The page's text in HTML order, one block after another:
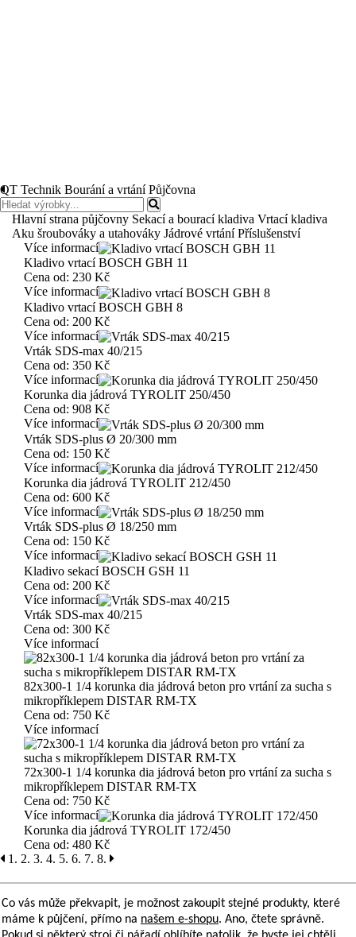
QT Technik Bourání a vrtání Půjčovna
Hlavní strana půjčovny Sekací a bourací kladiva Vrtací kladiva
Aku šroubováky a utahováky Jádrové vrtání Příslušenství
Více informací
Kladivo vrtací BOSCH GBH 11
Cena od: 230 Kč
Více informací
Kladivo vrtací BOSCH GBH 8
Cena od: 200 Kč
Více informací
Vrták SDS-max 40/215
Cena od: 350 Kč
Více informací
Korunka dia jádrová TYROLIT 250/450
Cena od: 908 Kč
Více informací
Vrták SDS-plus Ø 20/300 mm
Cena od: 150 Kč
Více informací
Korunka dia jádrová TYROLIT 212/450
Cena od: 600 Kč
Více informací
Vrták SDS-plus Ø 18/250 mm
Cena od: 150 Kč
Více informací
Kladivo sekací BOSCH GSH 11
Cena od: 200 Kč
Více informací
Vrták SDS-max 40/215
Cena od: 300 Kč
Více informací
82x300-1 1/4 korunka dia jádrová beton pro vrtání za sucha s
mikropříklepem DISTAR RM-TX
Cena od: 750 Kč
Více informací
72x300-1 1/4 korunka dia jádrová beton pro vrtání za sucha s
mikropříklepem DISTAR RM-TX
Cena od: 750 Kč
Více informací
Korunka dia jádrová TYROLIT 172/450
Cena od: 480 Kč
1. 2. 3. 4. 5. 6. 7. 8.
Co vás může překvapit, je možnost zakoupit stejné produkty, které
máme k půjčení, přímo na našem e-shopu. Ano, čtete správně.